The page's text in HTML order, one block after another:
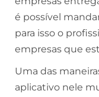
é possível
para isso o
empresas que
Uma das
aplicativo nele